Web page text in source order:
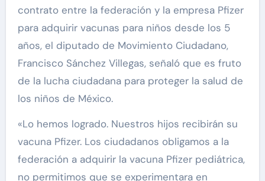
contrato entre la federación y la empresa Pfizer
para adquirir vacunas para niños desde los 5
años, el diputado de Movimiento Ciudadano,
Francisco Sánchez Villegas, señaló que es fruto
de la lucha ciudadana para proteger la salud de
los niños de México.
«Lo hemos logrado. Nuestros hijos recibirán su
vacuna Pfizer. Los ciudadanos obligamos a la
federación a adquirir la vacuna Pfizer pediátrica,
no permitimos que se experimentara en